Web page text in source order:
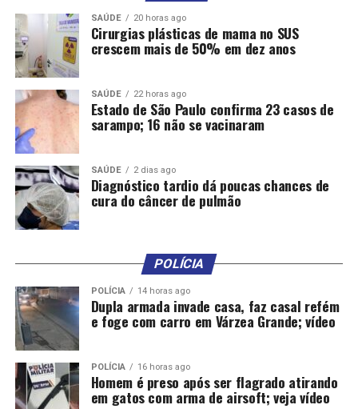
SAÚDE 20 horas ago
Cirurgias plásticas de mama no SUS
crescem mais de 50% em dez anos
SAÚDE 22 horas ago
Estado de São Paulo confirma 23 casos de
sarampo; 16 não se vacinaram
SAÚDE 2 dias ago
Diagnóstico tardio dá poucas chances de
cura do câncer de pulmão
POLÍCIA
POLÍCIA 14 horas ago
Dupla armada invade casa, faz casal refém
e foge com carro em Várzea Grande; vídeo
POLÍCIA 16 horas ago
Homem é preso após ser flagrado atirando
em gatos com arma de airsoft; veja vídeo